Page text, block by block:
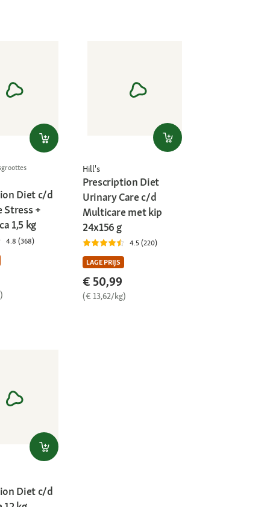
Diet c/d
Stress +
1,5 kg
4.8 (368)
Hill's
Prescription Diet
Urinary Care c/d
Multicare met kip
24x156 g
4.5 (220)
LAGE PRIJS
€ 50,99
(€ 13,62/kg)
Diet c/d